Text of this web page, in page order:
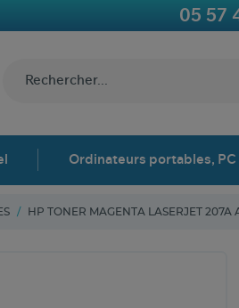
05 57
Ordinateurs portables,
HP TONER MAGENTA LASERJET 207A